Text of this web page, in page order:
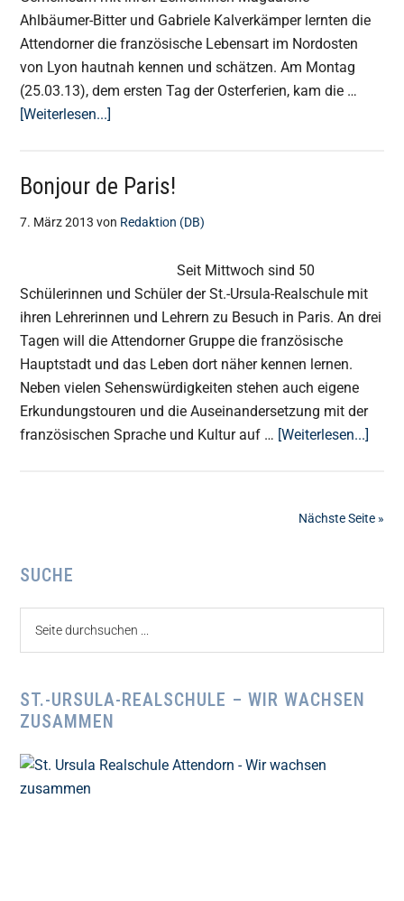
Ahlbäumer-Bitter und Gabriele Kalverkämper lernten die
Attendorner die französische Lebensart im Nordosten
von Lyon hautnah kennen und schätzen. Am Montag
(25.03.13), dem ersten Tag der Osterferien, kam die …
[Weiterlesen...]
Lehrreiche
in
Bonjour de Paris!
7. März 2013 von Redaktion (DB)
Seit Mittwoch sind 50
Schülerinnen und Schüler der St.-Ursula-Realschule mit
ihren Lehrerinnen und Lehrern zu Besuch in Paris. An drei
Tagen will die Attendorner Gruppe die französische
Hauptstadt und das Leben dort näher kennen lernen.
Neben vielen Sehenswürdigkeiten stehen auch eigene
Erkundungstouren und die Auseinandersetzung mit der
französischen Sprache und Kultur auf … [Weiterlesen...]
Nächste Seite »
Seitenspalte
SUCHE
ST.-URSULA-REALSCHULE – WIR WACHSEN
ZUSAMMEN